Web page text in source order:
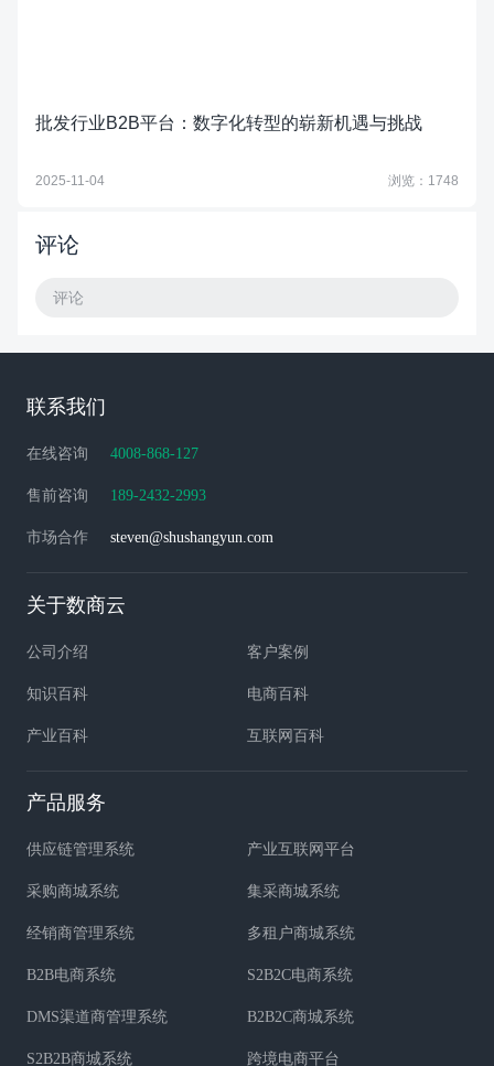
批发行业B2B平台：数字化转型的崭新机遇与挑战
2025-11-04 浏览：1748
评论
评论
联系我们
在线咨询 4008-868-127
售前咨询 189-2432-2993
市场合作 steven@shushangyun.com
关于数商云
公司介绍 客户案例
知识百科 电商百科
产业百科 互联网百科
产品服务
供应链管理系统 产业互联网平台
采购商城系统 集采商城系统
经销商管理系统 多租户商城系统
B2B电商系统 S2B2C电商系统
DMS渠道商管理系统 B2B2C商城系统
S2B2B商城系统 跨境电商平台